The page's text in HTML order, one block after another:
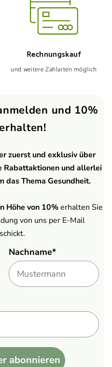
Rechnungskauf
und weitere Zahlarten möglich
und 10%
zuerst und exklusiv über
Rabattaktionen und allerlei
das Thema Gesundheit.
Höhe von 10%erhalten Sie
von uns per E-Mail
Nachname*
abonnieren